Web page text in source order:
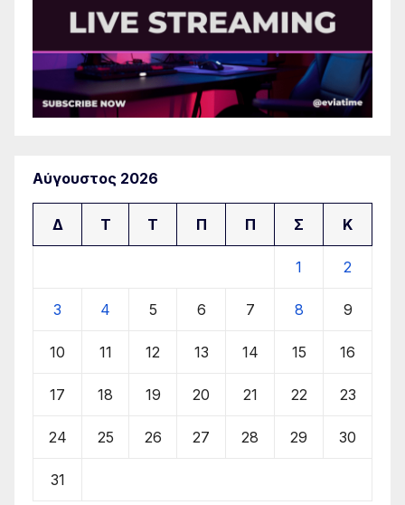
Αύγουστος 2026
Δ Τ Τ Π Π Σ Κ
1 2
3 4 5 6 7 8 9
10 11 12 13 14 15 16
17 18 19 20 21 22 23
24 25 26 27 28 29 30
31